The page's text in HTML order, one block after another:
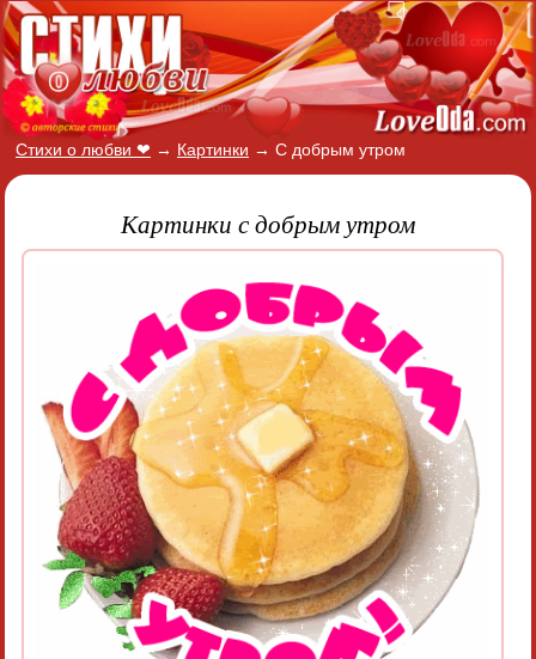
Стихи о любви ❤ → Картинки → С добрым утром
Картинки с добрым утром